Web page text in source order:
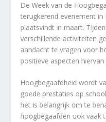
De Week van de
terugkerend evenement in
plaatsvindt in maart.
verschillende activiteiten
aandacht te vragen voor
positieve aspecten
Hoogbegaafdheid wordt
goede prestaties op
het is belangrijk om te
hoogbegaafden ook vaak